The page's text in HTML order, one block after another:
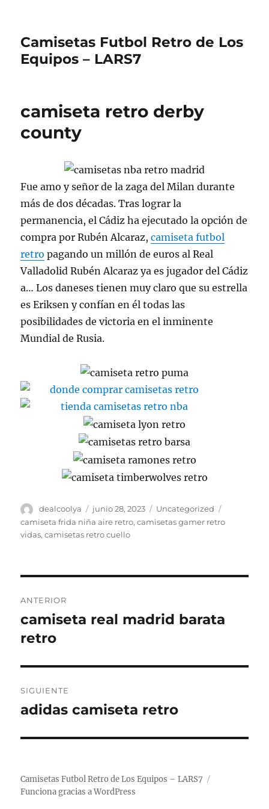
Camisetas Futbol Retro de Los
Equipos – LARS7
camiseta retro derby
county
Fue amo y señor de la zaga del Milan durante
más de dos décadas. Tras lograr la
permanencia, el Cádiz ha ejecutado la opción de
compra por Rubén Alcaraz,camiseta futbol
retro pagando un millón de euros al Real
Valladolid Rubén Alcaraz ya es jugador del Cádiz
a… Los daneses tienen muy claro que su estrella
es Eriksen y confían en él todas las
posibilidades de victoria en el inminente
Mundial de Rusia.
Autor
dealcoolya
Publicado
el
junio 28, 2023 Categorías
Uncategorized
camiseta frida niña aire retro,camisetas gamer retro
vidas,camisetas retro cuello
de
entradas
ANTERIOR
Entrada
anterior:
camiseta real madrid barata
retro
SIGUIENTE
Entrada
adidas camiseta retro
Camisetas Futbol Retro de Los Equipos – LARS7
Funciona gracias a WordPress